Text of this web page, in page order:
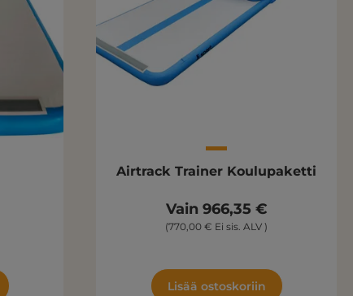
Airtrack Trainer Koulupaketti
Vain 966,35 €
(770,00 € Ei sis. ALV )
Lisää ostoskoriin